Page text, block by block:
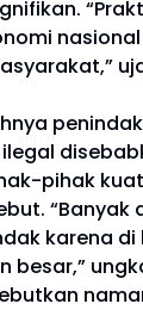
pihak
karena
besar,”